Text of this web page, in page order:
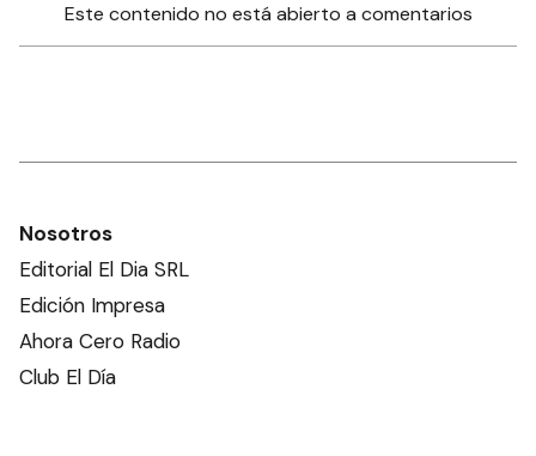
Este contenido no está abierto a comentarios
Nosotros
Editorial El Dia SRL
Edición Impresa
Ahora Cero Radio
Club El Día